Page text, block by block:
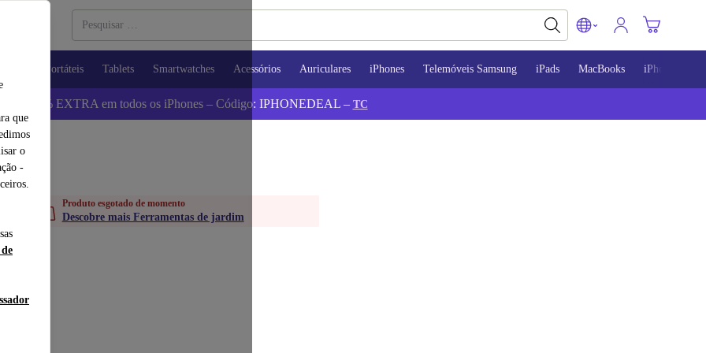
que
o
-
Portáteis Tablets Smartwatches Acessórios Auriculares iPhones Telemóveis Samsung iPads MacBooks iPhone 13
5% EXTRA em todos os iPhones – Código: IPHONEDEAL – TC
Produto esgotado de momento
Descobre mais Ferramentas de jardim